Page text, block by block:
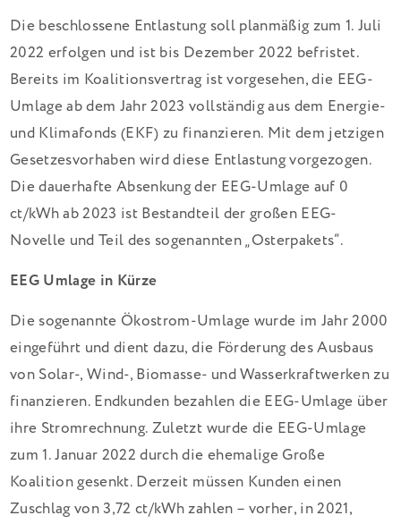
Die beschlossene Entlastung soll planmäßig zum 1. Juli
2022 erfolgen und ist bis Dezember 2022 befristet.
Bereits im Koalitionsvertrag ist vorgesehen, die EEG-
Umlage ab dem Jahr 2023 vollständig aus dem Energie-
und Klimafonds (EKF) zu finanzieren. Mit dem jetzigen
Gesetzesvorhaben wird diese Entlastung vorgezogen.
Die dauerhafte Absenkung der EEG-Umlage auf 0
ct/kWh ab 2023 ist Bestandteil der großen EEG-
Novelle und Teil des sogenannten „Osterpakets“.
EEG Umlage in Kürze
Die sogenannte Ökostrom-Umlage wurde im Jahr 2000
eingeführt und dient dazu, die Förderung des Ausbaus
von Solar-, Wind-, Biomasse- und Wasserkraftwerken zu
finanzieren. Endkunden bezahlen die EEG-Umlage über
ihre Stromrechnung. Zuletzt wurde die EEG-Umlage
zum 1. Januar 2022 durch die ehemalige Große
Koalition gesenkt. Derzeit müssen Kunden einen
Zuschlag von 3,72 ct/kWh zahlen – vorher, in 2021,